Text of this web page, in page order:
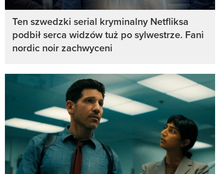
Ten szwedzki serial kryminalny Netfliksa
podbił serca widzów tuż po sylwestrze. Fani
nordic noir zachwyceni